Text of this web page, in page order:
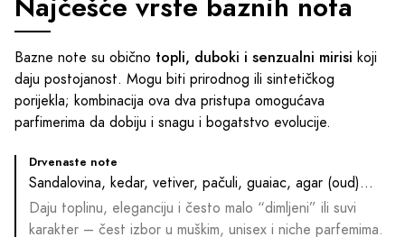
Bazne note su obično topli, duboki i senzualni mirisi koji
daju postojanost. Mogu biti prirodnog ili sintetičkog
porijekla; kombinacija ova dva pristupa omogućava
parfimerima da dobiju i snagu i bogatstvo evolucije.
Drvenaste note
Sandalovina, kedar, vetiver, pačuli, guaiac, agar (oud)…
Daju toplinu, eleganciju i često malo “dimljeni” ili suvi
karakter – čest izbor u muškim, unisex i niche parfemima.